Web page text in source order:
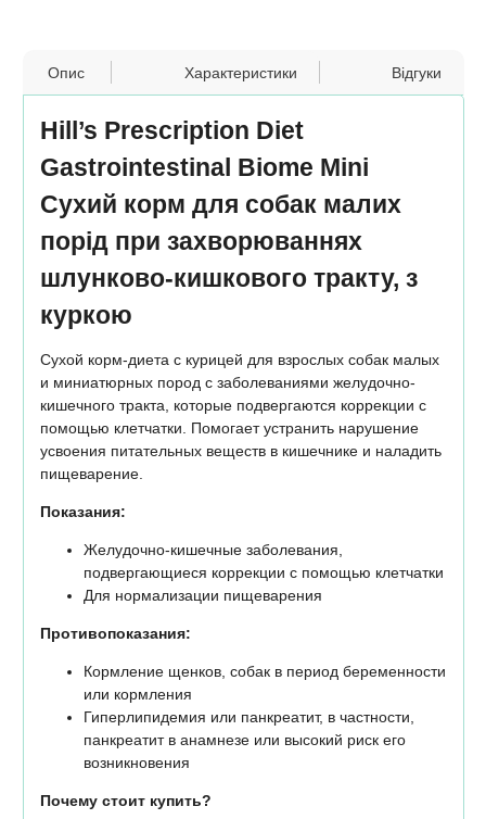
Опис Характеристики Відгуки
Hill’s Prescription Diet
Gastrointestinal Biome Mini
Сухий корм для собак малих
порід при захворюваннях
шлунково-кишкового тракту, з
куркою
Сухой корм-диета с курицей для взрослых собак малых
и миниатюрных пород с заболеваниями желудочно-
кишечного тракта, которые подвергаются коррекции с
помощью клетчатки. Помогает устранить нарушение
усвоения питательных веществ в кишечнике и наладить
пищеварение.
Показания:
Желудочно-кишечные заболевания,
подвергающиеся коррекции с помощью клетчатки
Для нормализации пищеварения
Противопоказания:
Кормление щенков, собак в период беременности
или кормления
Гиперлипидемия или панкреатит, в частности,
панкреатит в анамнезе или высокий риск его
возникновения
Почему стоит купить?